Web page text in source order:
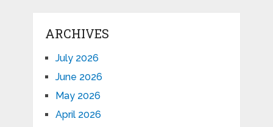
ARCHIVES
July 2026
June 2026
May 2026
April 2026